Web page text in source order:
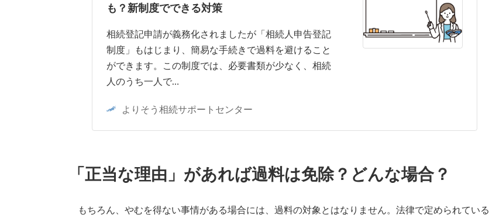
も？新制度でできる対策
相続登記申請が義務化されましたが「相続人申告登記
制度」もはじまり、簡易な手続きで過料を避けること
ができます。この制度では、必要書類が少なく、相続
人のうち一人で…
よりそう相続サポートセンター
「正当な理由」があれば過料は免除？どんな場合？
もちろん、やむを得ない事情がある場合には、過料の対象とはなりません。法律で定められている